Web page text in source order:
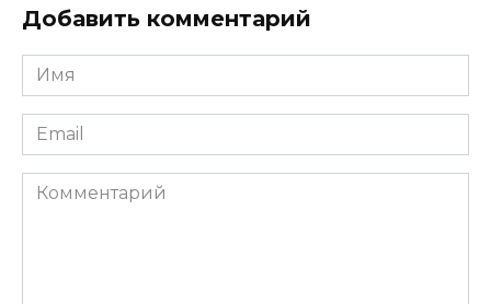
Добавить комментарий
Имя
*
Email
*
Комментарий